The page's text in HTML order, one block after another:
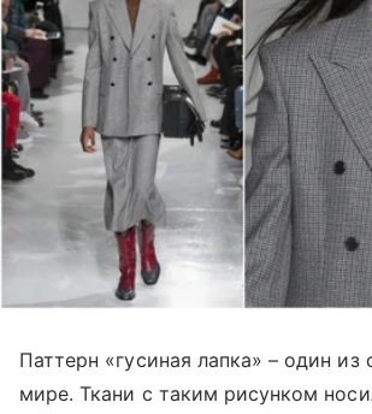
Паттерн «гусиная лапка» – один из
мире. Ткани с таким рисунком